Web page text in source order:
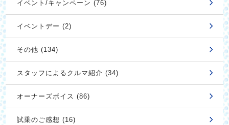
イベント/キャンペーン (76)
イベントデー (2)
その他 (134)
スタッフによるクルマ紹介 (34)
オーナーズボイス (86)
試乗のご感想 (16)